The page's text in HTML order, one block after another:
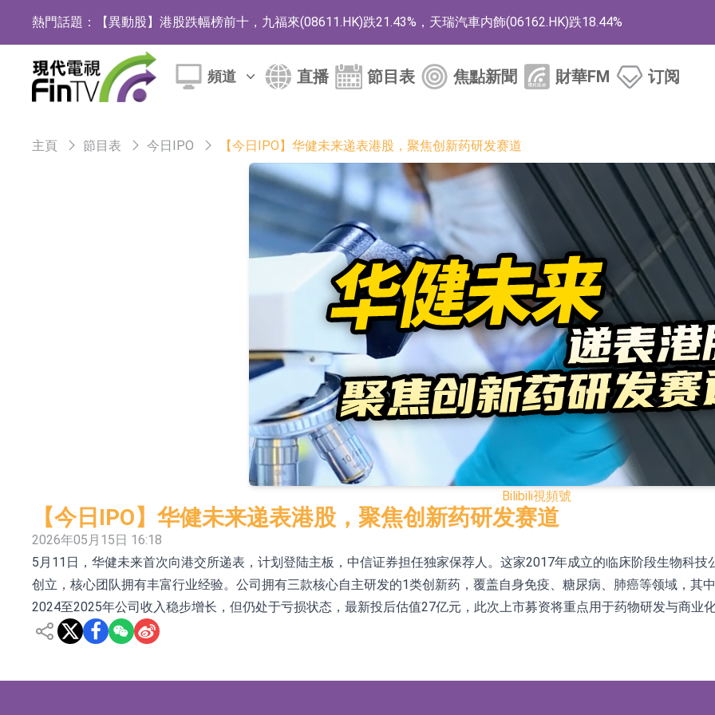
熱門話題： 【異動股】港股跌幅榜前十，九福來(08611.HK)跌21.43%，天瑞汽車内飾(06162.HK)跌18.44%
【異動股】港股漲幅榜前十，佳明集團控股(01271.HK)漲+78.22%，拿森科技(02261.HK)漲+64.11%
斯迪克：公司為國內摺疊屏核心功能材料供應商
聚辰股份：公司VPD芯片已順利通過目標客戶的測試認證
上期所：7月份對11個實際控制關系賬戶組採取限制開倉的監管措施
特發服務：成功中標嗶哩嗶哩上海濱江總部物業服務項目
亞太股份：公司是零跑汽車和Stellantis集團的供應商
理工雷科面向邊緣AI場景推出"山海"系列智算模組 系列產品基於國產CPU與GPU構建
【異動股】醫療研發外包板塊拉升，博騰股份(300363.CN)漲20.02%
依米康：海外交付以東南亞、中東市場為主 並已取得歐美相關認證
上交所：財通多策略福鑫定期開放靈活配置混合型發起式證券投資基金臨時停牌
上交所：景順長城全球半導體芯片產業股票型證券投資基金臨時停牌
【異動股】港股跌幅榜前十，卡森國際(00496.HK)跌22.40%，九福來(08611.HK)跌21.01%
【異動股】港股漲幅榜前十，拿森科技(02261.HK)漲+75.05%，辰興發展(02286.HK)漲+64.91%
神火股份：新疆神火鋁水轉化率已100%
【異動股】焦炭Ⅲ板塊下挫，陝西黑貓(601015.CN)跌8.38%
浙江證監局對財通證券股份有限公司採取出具警示函措施
山金國際：港股上市工作正常推進中
頻道 直播 節目表 焦點新聞 財華FM 订阅
主頁 節目表 今日IPO 【今日IPO】华健未来递表港股，聚焦创新药研发赛道
Bilibili視頻號
【今日IPO】华健未来递表港股，聚焦创新药研发赛道
2026年05月15日 16:18
5月11日，华健未来首次向港交所递表，计划登陆主板，中信证券担任独家保荐人。这家2017年成立的临床阶段生物科
创立，核心团队拥有丰富行业经验。公司拥有三款核心自主研发的1类创新药，覆盖自身免疫、糖尿病、肺癌等领域，其
2024至2025年公司收入稳步增长，但仍处于亏损状态，最新投后估值27亿元，此次上市募资将重点用于药物研发与商业